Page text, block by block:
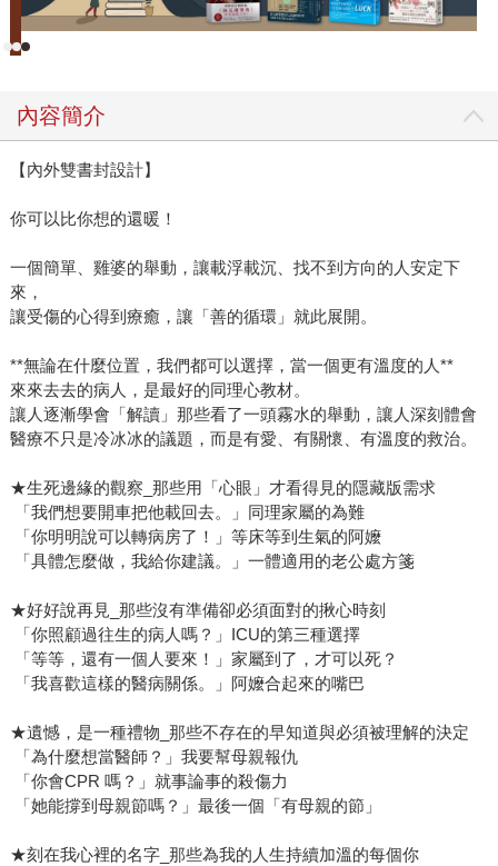
內容簡介
【內外雙書封設計】
你可以比你想的還暖！
一個簡單、雞婆的舉動，讓載浮載沉、找不到方向的人安定下
來，
讓受傷的心得到療癒，讓「善的循環」就此展開。
**無論在什麼位置，我們都可以選擇，當一個更有溫度的人**
來來去去的病人，是最好的同理心教材。
讓人逐漸學會「解讀」那些看了一頭霧水的舉動，讓人深刻體會
醫療不只是冷冰冰的議題，而是有愛、有關懷、有溫度的救治。
★生死邊緣的觀察_那些用「心眼」才看得見的隱藏版需求
「我們想要開車把他載回去。」同理家屬的為難
「你明明說可以轉病房了！」等床等到生氣的阿嬤
「具體怎麼做，我給你建議。」一體適用的老公處方箋
★好好說再見_那些沒有準備卻必須面對的揪心時刻
「你照顧過往生的病人嗎？」ICU的第三種選擇
「等等，還有一個人要來！」家屬到了，才可以死？
「我喜歡這樣的醫病關係。」阿嬤合起來的嘴巴
★遺憾，是一種禮物_那些不存在的早知道與必須被理解的決定
「為什麼想當醫師？」我要幫母親報仇
「你會CPR 嗎？」就事論事的殺傷力
「她能撐到母親節嗎？」最後一個「有母親的節」
★刻在我心裡的名字_那些為我的人生持續加溫的每個你